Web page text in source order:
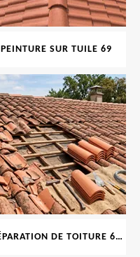
PEINTURE SUR TUILE 69
RÉPARATION DE TOITURE 69 RHONE, TUILES CASSÉES OU ABIMÉES